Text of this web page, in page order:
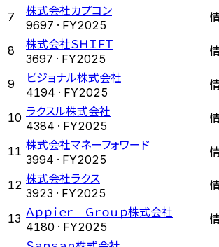
7 株式会社カプコン
9697 · FY2025
8 株式会社ＳＨＩＦＴ
3697 · FY2025
9 ビジョナル株式会社
4194 · FY2025
10 ラクスル株式会社
4384 · FY2025
11 株式会社マネーフォワード
3994 · FY2025
12 株式会社ラクス
3923 · FY2025
13 Ａｐｐｉｅｒ Ｇｒｏｕｐ株式会社
4180 · FY2025